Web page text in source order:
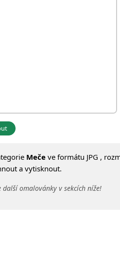
Meče ve formátu JPG ,
a vytisknout.
omalovánky v sekcích níže!